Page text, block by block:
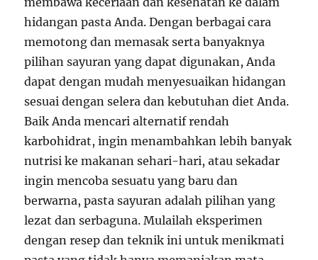
hidangan pasta Anda. Dengan berbagai cara
memotong dan memasak serta banyaknya
pilihan sayuran yang dapat digunakan, Anda
dapat dengan mudah menyesuaikan hidangan
sesuai dengan selera dan kebutuhan diet Anda.
Baik Anda mencari alternatif rendah
karbohidrat, ingin menambahkan lebih banyak
nutrisi ke makanan sehari-hari, atau sekadar
ingin mencoba sesuatu yang baru dan
berwarna, pasta sayuran adalah pilihan yang
lezat dan serbaguna. Mulailah eksperimen
dengan resep dan teknik ini untuk menikmati